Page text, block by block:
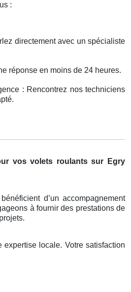
:
directement avec un spécialiste
réponse en moins de 24 heures.
: Rencontrez nos techniciens
vos volets roulants sur Egry
d’un accompagnement
à fournir des prestations de
expertise locale. Votre satisfaction